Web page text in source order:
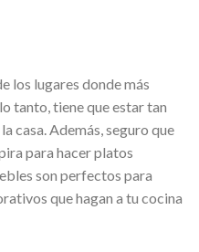
los lugares donde más
tanto, tiene que estar tan
casa. Además, seguro que
para hacer platos
son perfectos para
que hagan a tu cocina